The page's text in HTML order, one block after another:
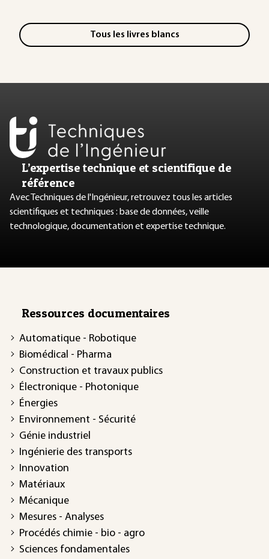
Tous les livres blancs
L’expertise technique et scientifique de
référence
Avec Techniques de l'Ingénieur, retrouvez tous les articles
scientifiques et techniques : base de données, veille
technologique, documentation et expertise technique.
Ressources documentaires
Automatique - Robotique
Biomédical - Pharma
Construction et travaux publics
Électronique - Photonique
Énergies
Environnement - Sécurité
Génie industriel
Ingénierie des transports
Innovation
Matériaux
Mécanique
Mesures - Analyses
Procédés chimie - bio - agro
Sciences fondamentales